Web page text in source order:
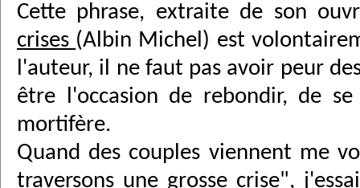
Cette phrase, extraite de son
crises (Albin Michel) est
l'auteur, il ne faut pas avoir peur
être l'occasion de rebondir, de
mortifère.
Quand des couples viennent me
traversons une grosse crise",